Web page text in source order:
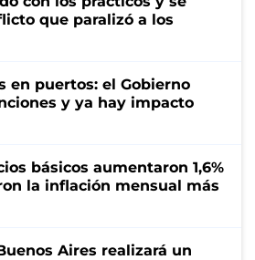
que paralizó a los
en puertos: el Gobierno
y ya hay impacto
básicos aumentaron 1,6%
la inflación mensual más
Aires realizará un